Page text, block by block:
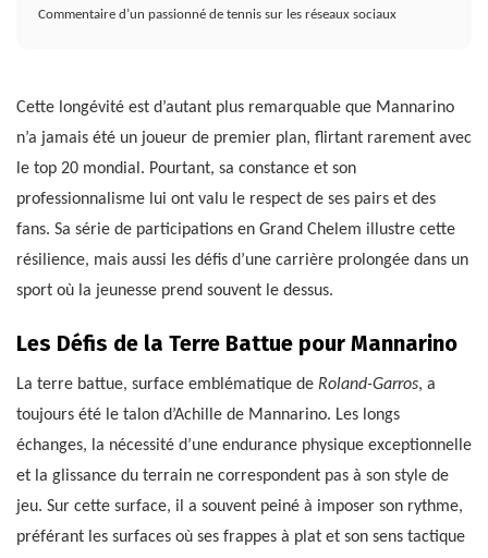
Commentaire d’un passionné de tennis sur les réseaux sociaux
Cette longévité est d’autant plus remarquable que Mannarino
n’a jamais été un joueur de premier plan, flirtant rarement avec
le top 20 mondial. Pourtant, sa constance et son
professionnalisme lui ont valu le respect de ses pairs et des
fans. Sa série de participations en Grand Chelem illustre cette
résilience, mais aussi les défis d’une carrière prolongée dans un
sport où la jeunesse prend souvent le dessus.
Les Défis de la Terre Battue pour Mannarino
La terre battue, surface emblématique de Roland-Garros, a
toujours été le talon d’Achille de Mannarino. Les longs
échanges, la nécessité d’une endurance physique exceptionnelle
et la glissance du terrain ne correspondent pas à son style de
jeu. Sur cette surface, il a souvent peiné à imposer son rythme,
préférant les surfaces où ses frappes à plat et son sens tactique